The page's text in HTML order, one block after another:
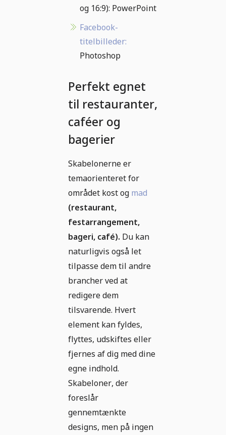
og 16:9): PowerPoint
Facebook-
titelbilleder:
Photoshop
Perfekt egnet
til restauranter,
caféer og
bagerier
Skabelonerne er
temaorienteret for
området kost og mad
(restaurant,
festarrangement,
bageri, café). Du kan
naturligvis også let
tilpasse dem til andre
brancher ved at
redigere dem
tilsvarende. Hvert
element kan fyldes,
flyttes, udskiftes eller
fjernes af dig med dine
egne indhold.
Skabeloner, der
foreslår
gennemtænkte
designs, men på ingen